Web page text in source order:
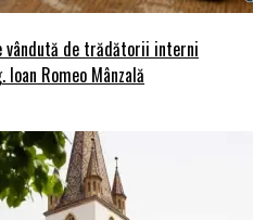
vândută de trădătorii interni
Romeo Mânzală